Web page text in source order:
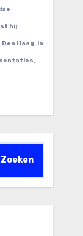
hij
Haag. In